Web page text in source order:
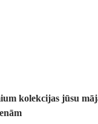
kolekcijas jūsu